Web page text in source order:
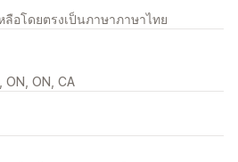
อโดยตรงเป็นภาษาภาษาไทย
ON, ON, CA